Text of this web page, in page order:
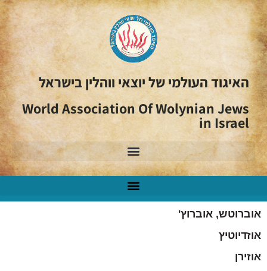
האיגוד העולמי של יוצאי ווהלין בישראל
World Association Of Wolynian Jews
in Israel
אוברוטש, אוברוץ'
אוזדיוטיץ
אוזירן